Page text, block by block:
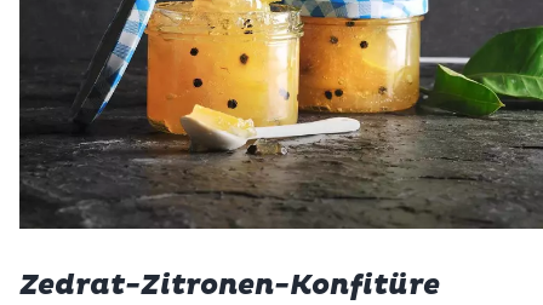
Zedrat-Zitronen-Konfitüre